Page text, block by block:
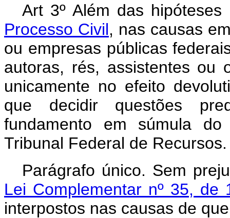
Art 3º Além das
Processo Civil, nas causas
ou empresas públicas
autoras, rés, assistentes ou
unicamente no efeito
que decidir questões
fundamento em súmula
Tribunal Federal de Recursos.
Parágrafo único. Sem
Lei Complementar nº 35,
interpostos nas causas de